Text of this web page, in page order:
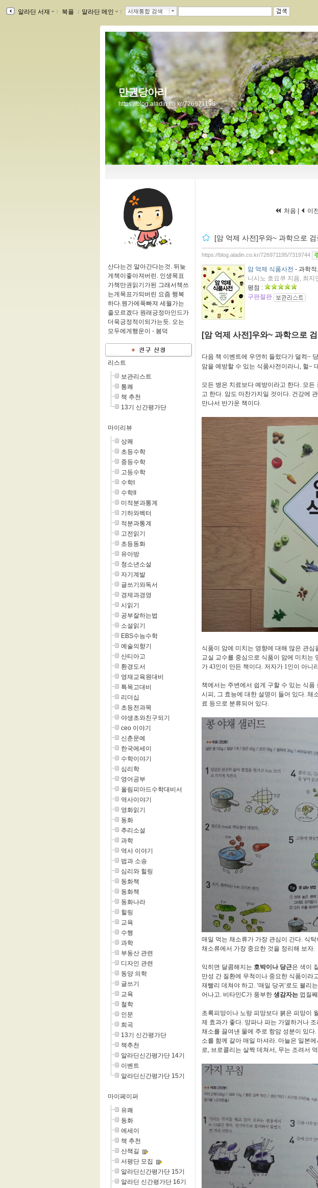
알라딘 서재 북플 알라딘 메인 서재통합 검색
만권당아리
https://blog.aladin.co.kr/726971195
산다는건 알아간다는것. 뒤늦
게책이좋아져버린. 인생목표
가책만권읽기가된 그래서책쓰
는게목표가되버린 요즘 행복
하다.뭔가에푹빠져 세월가는
줄모르겠다 원래긍정마인드가
더욱긍정적이되가는듯. 오는
모두에게행운이 - 봄덕
리스트
보관리스트
통쾌
책 추천
13기 신간평가단
마이리뷰
상쾌
초등수학
중등수학
고등수학
수학I
수학II
미적분과통계
기하와벡터
적분과통계
고전읽기
초등동화
유아방
청소년소설
자기계발
글쓰기와독서
경제과경영
시읽기
공부잘하는법
소설읽기
EBS수능수학
예술의향기
산티아고
환경도서
영재교육원대비
특목고대비
리더십
초등전과목
야생초와친구되기
ceo 이야기
신춘문예
한국에세이
수학이야기
심리학
영어공부
올림피아드수학대비서
역사이야기
영화읽기
동화
추리소설
과학
역사 이야기
법과 소송
심리와 힐링
동화책
동화책
동화나라
힐링
교육
수행
과학
부동산 관련
디자인 관련
동양 의학
글쓰기
교육
철학
인문
희곡
13기 신간평가단
책추천
알라딘신간평가단 14기
이벤트
알라딘신간평가단 15기
마이페이퍼
유쾌
동화
에세이
책 추천
산책길
서평단 모집
알라딘신간평가단 15기
알라딘 신간평가단 16기
처음 | 이
[암 억제 사전]우와~ 과학으로
https://blog.aladin.co.kr/726971195/7319744
암 억제 식품사전 - 과학
니시노 호요쿠 지음, 최지
평점 :
구판절판
[암 억제 사전]우와~ 과학으로
다음 책 이벤트에 우연히 들렀다가 덜컥~
암을 예방할 수 있는 식품사전이라니, 헐~
모든 병은 치료보다 예방이라고 한다. 모
고 한다. 암도 마찬가지일 것이다. 건강에
만나서 반가운 책이다.
식품이 암에 미치는 영향에 대해 많은 관
교실 교수를 중심으로 식품이 암에 미치는
가 43인이 만든 책이다. 저자가 1인이 아니
책에서는 주변에서 쉽게 구할 수 있는 식품
시피, 그 효능에 대한 설명이 들어 있다. 채
료 등으로 분류되어 있다.
매일 먹는 채소류가 가장 관심이 간다. 식
채소류에서 가장 중요한 것을 정리해 보자.
익히면 달콤해지는 호박이나 당근은 색이
만성 간 질환에 무척이나 중요한 식품이라
재빨리 데쳐야 하고. ‘매일 당귀‘로도 불리는
어나고. 비타민C가 풍부한 생감자는 껍질
초록피망이나 노랑 피망보다 붉은 피망이
제 효과가 좋다. 양파나 파는 가열하거나
채소를 끓여낸 물에 주로 항암 성분이 있
소를 함께 갈아 매일 마셔라. 마늘은 일본
로, 브로콜리는 살짝 데쳐서, 무는 조려서